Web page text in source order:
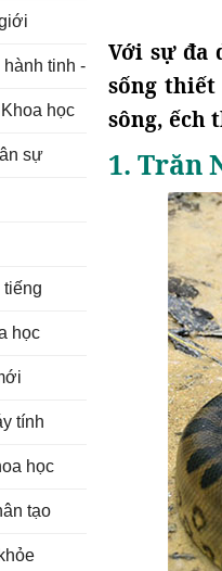
Với sự đa
sống thiết
sông, ếch
1. Trăn
tinh - UFO
học
sự
học
tính
học
tạo